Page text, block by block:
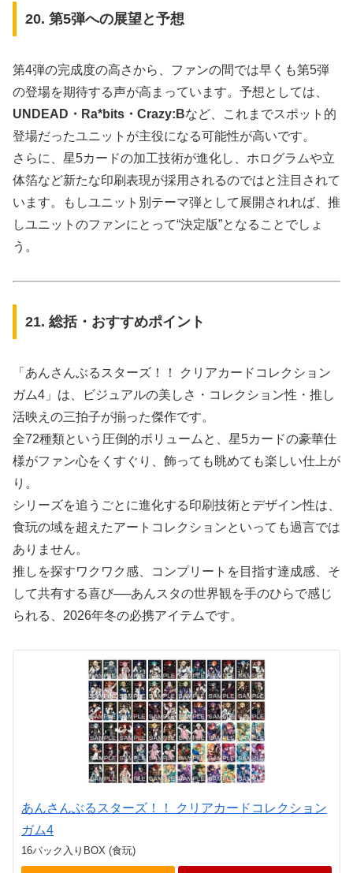
20. 第5弾への展望と予想
第4弾の完成度の高さから、ファンの間では早くも第5弾
の登場を期待する声が高まっています。予想としては、
UNDEAD・Ra*bits・Crazy:Bなど、これまでスポット的
登場だったユニットが主役になる可能性が高いです。
さらに、星5カードの加工技術が進化し、ホログラムや立
体箔など新たな印刷表現が採用されるのではと注目されて
います。もしユニット別テーマ弾として展開されれば、推
しユニットのファンにとって“決定版”となることでしょ
う。
21. 総括・おすすめポイント
「あんさんぶるスターズ！！ クリアカードコレクション
ガム4」は、ビジュアルの美しさ・コレクション性・推し
活映えの三拍子が揃った傑作です。
全72種類という圧倒的ボリュームと、星5カードの豪華仕
様がファン心をくすぐり、飾っても眺めても楽しい仕上が
り。
シリーズを追うごとに進化する印刷技術とデザイン性は、
食玩の域を超えたアートコレクションといっても過言では
ありません。
推しを探すワクワク感、コンプリートを目指す達成感、そ
して共有する喜び──あんスタの世界観を手のひらで感じ
られる、2026年冬の必携アイテムです。
あんさんぶるスターズ！！ クリアカードコレクション
ガム4
16パック入りBOX (食玩)